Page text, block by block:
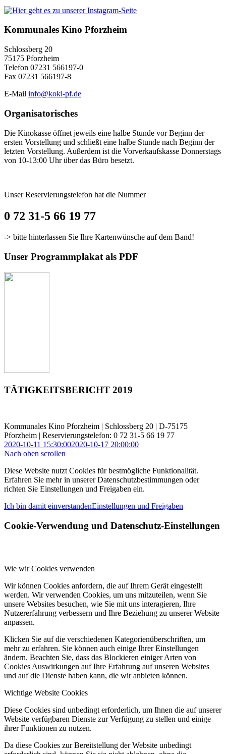
Kommunales Kino Pforzheim
Schlossberg 20
75175 Pforzheim
Telefon 07231 566197-0
Fax 07231 566197-8
E-Mail info@koki-pf.de
Organisatorisches
Die Kinokasse öffnet jeweils eine halbe Stunde vor Beginn der
ersten Vorstellung und schließt eine halbe Stunde nach Beginn der
letzten Vorstellung. Außerdem ist die Vorverkaufskasse Donnerstags
von 10-13:00 Uhr über das Büro besetzt.
Unser Reservierungstelefon hat die Nummer
0 72 31-5 66 19 77
-> bitte hinterlassen Sie Ihre Kartenwünsche auf dem Band!
Unser Programmplakat als PDF
TÄTIGKEITSBERICHT 2019
Kommunales Kino Pforzheim | Schlossberg 20 | D-75175
Pforzheim | Reservierungstelefon: 0 72 31-5 66 19 77
2020-10-11 15:30:002020-10-17 20:00:00
Nach oben scrollen
Diese Website nutzt Cookies für bestmögliche Funktionalität.
Erfahren Sie mehr in unserer Datenschutzbestimmungen oder
richten Sie Einstellungen und Freigaben ein.
Ich bin damit einverstandenEinstellungen und Freigaben
Cookie-Verwendung und Datenschutz-Einstellungen
Wie wir Cookies verwenden
Wir können Cookies anfordern, die auf Ihrem Gerät eingestellt
werden. Wir verwenden Cookies, um uns mitzuteilen, wenn Sie
unsere Websites besuchen, wie Sie mit uns interagieren, Ihre
Nutzererfahrung verbessern und Ihre Beziehung zu unserer Website
anpassen.
Klicken Sie auf die verschiedenen Kategorienüberschriften, um
mehr zu erfahren. Sie können auch einige Ihrer Einstellungen
ändern. Beachten Sie, dass das Blockieren einiger Arten von
Cookies Auswirkungen auf Ihre Erfahrung auf unseren Websites
und auf die Dienste haben kann, die wir anbieten können.
Wichtige Website Cookies
Diese Cookies sind unbedingt erforderlich, um Ihnen die auf unserer
Website verfügbaren Dienste zur Verfügung zu stellen und einige
ihrer Funktionen zu nutzen.
Da diese Cookies zur Bereitstellung der Website unbedingt